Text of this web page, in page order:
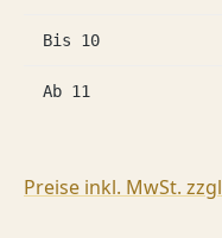
Bis 10
Ab 11
Preise inkl. MwSt.